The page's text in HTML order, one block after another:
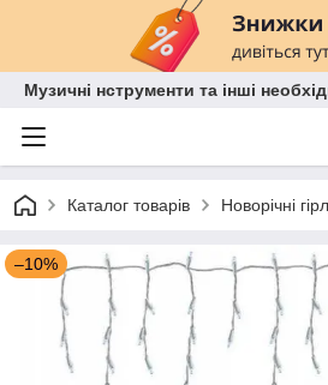
Музичні нструменти та інші
Каталог товарів Новорічні
–10%